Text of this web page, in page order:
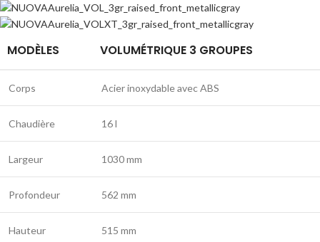
MODÈLES VOLUMÉTRIQUE 3 GROUPES
Corps Acier inoxydable avec ABS
Chaudière 16 l
Largeur 1030 mm
Profondeur 562 mm
Hauteur 515 mm